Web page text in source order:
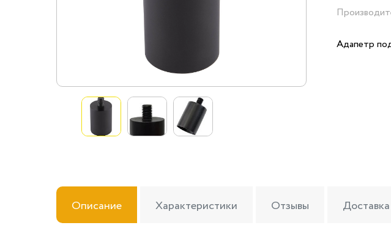
Адапетр
Описание Характеристики Отзывы Доставка